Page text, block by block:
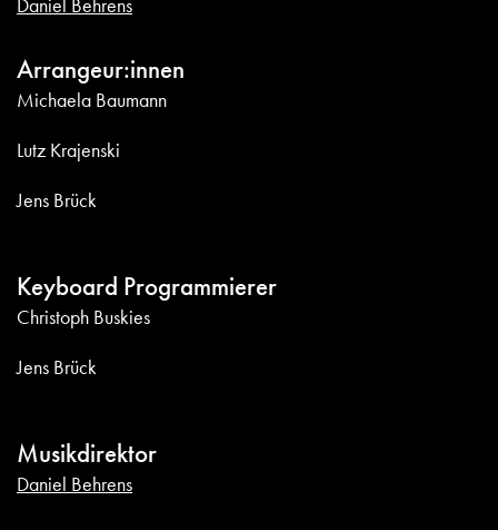
Arrangeur:innen
Michaela Baumann
Lutz Krajenski
Jens Brück
Keyboard Programmierer
Christoph Buskies
Jens Brück
Musikdirektor
Daniel Behrens